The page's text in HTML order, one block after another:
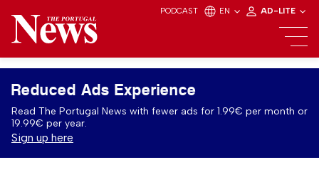
PODCAST EN AD-LITE
Reduced Ads Experience
Read The Portugal News with fewer ads for 1.99€ per month or
19.99€ per year.
Sign up here